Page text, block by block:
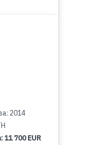
2014
11 700 EUR